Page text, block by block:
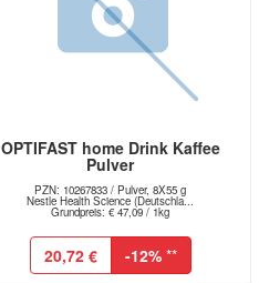
OPTIFAST home Drink Kaffee
Pulver
PZN: 10267833 / Pulver, 8X55 g
Nestle Health Science (Deutschla...
Grundpreis: € 47,09 / 1kg
20,72 € -12%**